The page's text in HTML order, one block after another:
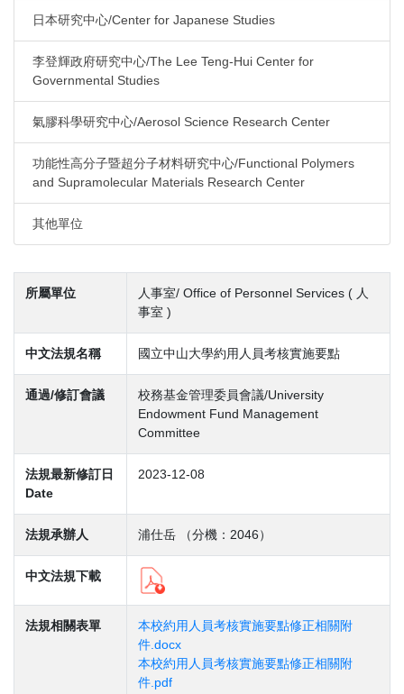
日本研究中心/Center for Japanese Studies
李登輝政府研究中心/The Lee Teng-Hui Center for
Governmental Studies
氣膠科學研究中心/Aerosol Science Research Center
功能性高分子暨超分子材料研究中心/Functional Polymers
and Supramolecular Materials Research Center
其他單位
所屬單位
人事室/ Office of Personnel Services ( 人
事室 )
中文法規名稱 國立中山大學約用人員考核實施要點
通過/修訂會議
校務基金管理委員會議/University
Endowment Fund Management
Committee
法規最新修訂日
Date
2023-12-08
法規承辦人 浦仕岳 （分機：2046）
中文法規下載
法規相關表單
本校約用人員考核實施要點修正相關附
件.docx
本校約用人員考核實施要點修正相關附
件.pdf